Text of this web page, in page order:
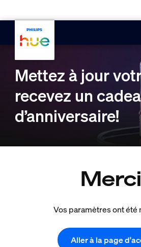
Mettez à jour
recevez un
d’anniversaire!
Vos paramètres ont été
Aller à la page